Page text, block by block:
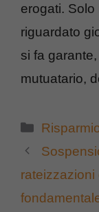
erogati.
riguardato
si fa
mutuatario,
Categorie
rateizzazioni